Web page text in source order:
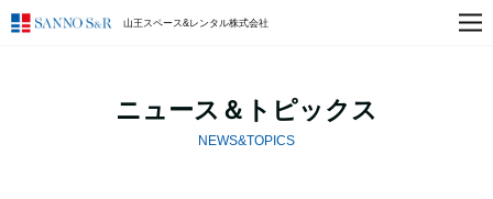
山王スペース&レンタル株式会社
ニュース＆トピックス
NEWS&TOPICS